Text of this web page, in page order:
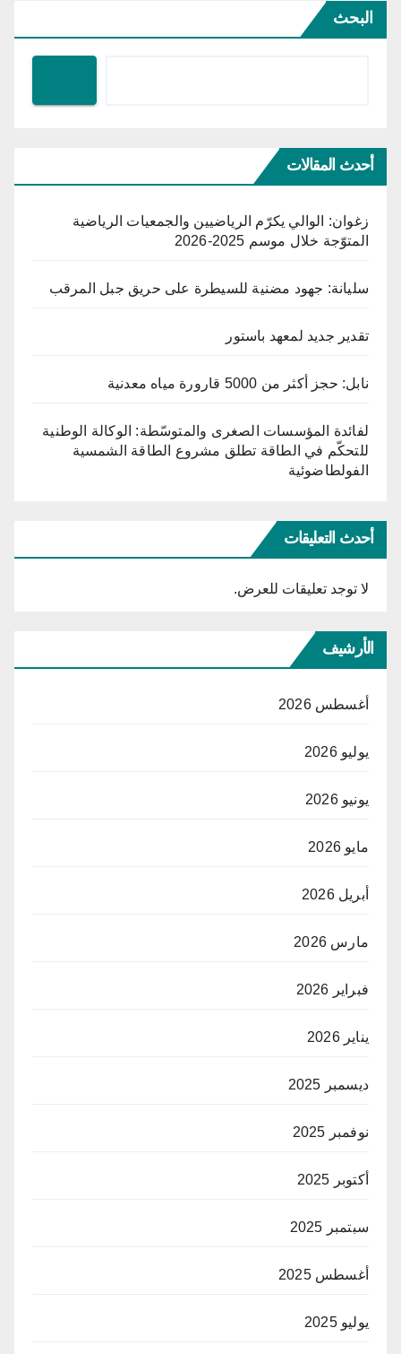
البحث
أحدث المقالات
زغوان: الوالي يكرّم الرياضيين والجمعيات الرياضية
المتوّجة خلال موسم 2025-2026
سليانة: جهود مضنية للسيطرة على حريق جبل المرقب
تقدير جديد لمعهد باستور
نابل: حجز أكثر من 5000 قارورة مياه معدنية
لفائدة المؤسسات الصغرى والمتوسّطة: الوكالة الوطنية
للتحكّم في الطاقة تطلق مشروع الطاقة الشمسية
الفولطاضوئية
أحدث التعليقات
لا توجد تعليقات للعرض.
الأرشيف
أغسطس 2026
يوليو 2026
يونيو 2026
مايو 2026
أبريل 2026
مارس 2026
فبراير 2026
يناير 2026
ديسمبر 2025
نوفمبر 2025
أكتوبر 2025
سبتمبر 2025
أغسطس 2025
يوليو 2025